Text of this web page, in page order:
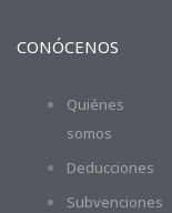
CONÓCENOS
Quiénes
somos
Deducciones
Subvenciones